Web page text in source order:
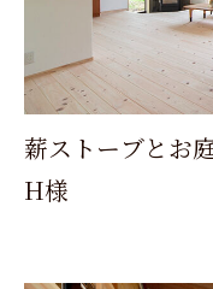
薪ストーブとお
H様